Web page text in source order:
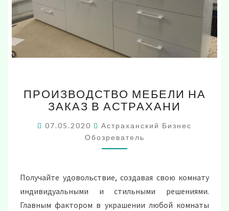
МЕБЕЛИ
НА
В
АСТРАХАНИ
ПРОИЗВОДСТВО МЕБЕЛИ НА
ЗАКАЗ В АСТРАХАНИ
07.05.2020
Астраханский Бизнес
Обозреватель
Получайте удовольствие, создавая свою комнату
индивидуальными и стильными решениями.
Главным фактором в украшении любой комнаты